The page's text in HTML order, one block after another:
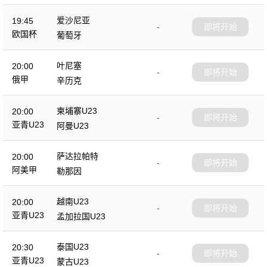
19:45
欧国杯
爱沙尼亚
-
葡萄牙
即将开始
20:00
俄甲
叶尼塞
-
辛历克
即将开始
20:00
亚青U23
柬埔寨U23
-
阿曼U23
即将开始
20:00
阿美甲
萨达拉帕特
-
勒那因
即将开始
20:00
亚青U23
越南U23
-
孟加拉国U23
即将开始
20:30
亚青U23
泰国U23
-
蒙古U23
即将开始